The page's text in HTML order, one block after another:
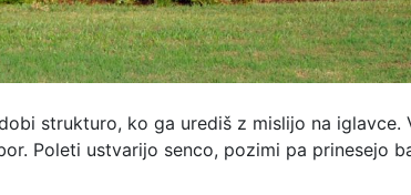
strukturo, ko ga urediš z mislijo na iglavce.
Poleti ustvarijo senco, pozimi pa prinesejo